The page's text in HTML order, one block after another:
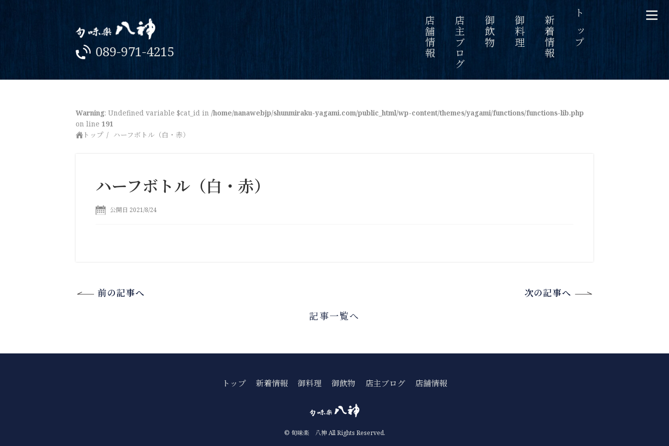
089-971-4215
トップ
新着情報
御料理
御飲物
店主ブログ
店舗情報
089-971-4215
Warning: Undefined variable $cat_id in /home/nanawebjp/shunmiraku-yagami.com/public_html/wp-content/themes/yagami/functions/functions-lib.php
on line 191
トップ
ハーフボトル（白・赤）
ハーフボトル（白・赤）
公開日 2021/8/24
前の記事へ 次の記事へ
記事一覧へ
トップ 新着情報 御料理 御飲物 店主ブログ 店舗情報
© 旬味楽 八神 All Rights Reserved.